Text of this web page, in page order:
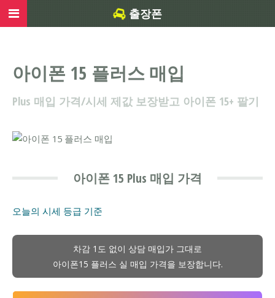
아이폰 15 플러스 매입
Plus 매입 가격/시세 제값 보장받고 아이폰 15+ 팔기
아이폰 15 Plus 매입 가격
오늘의 시세 등급 기준
차감 1도 없이 상담 매입가 그대로
아이폰15 플러스 실 매입 가격을 보장합니다.
출장폰